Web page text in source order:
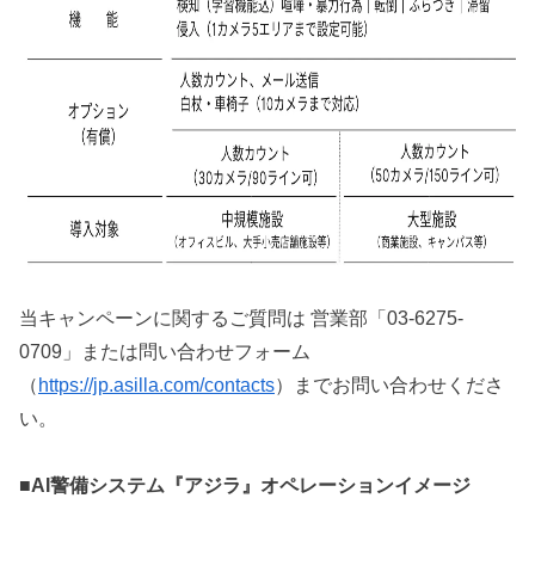
当キャンペーンに関するご質問は 営業部「03-6275-
0709」または問い合わせフォーム
（ https://jp.asilla.com/contacts）までお問い合わせくださ
い。
■AI警備システム『アジラ』オペレーションイメージ